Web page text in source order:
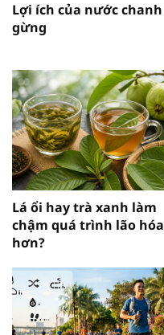
Lợi ích của nước chanh
gừng
Lá ổi hay trà xanh làm
chậm quá trình lão hóa
hơn?